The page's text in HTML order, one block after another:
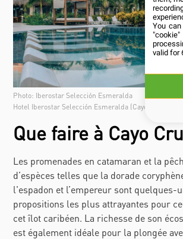
Photo: Iberostar Selección Esmeralda
Hotel Iberostar Selección Esmeralda (Cayo Cruz)
Que faire à Cayo
Les promenades en catamaran et la
d’espèces telles que la dorade
l'espadon et l’empereur sont quelques-
propositions les plus attrayantes pour
cet îlot caribéen. La richesse de son
est également idéale pour la plongée
You
"cookie"
valid for